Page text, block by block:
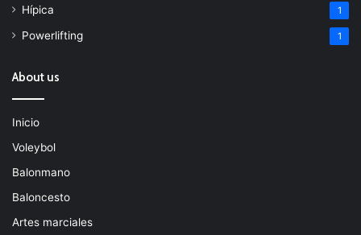
Hípica 1
Powerlifting 1
About us
Inicio
Voleybol
Balonmano
Baloncesto
Artes marciales